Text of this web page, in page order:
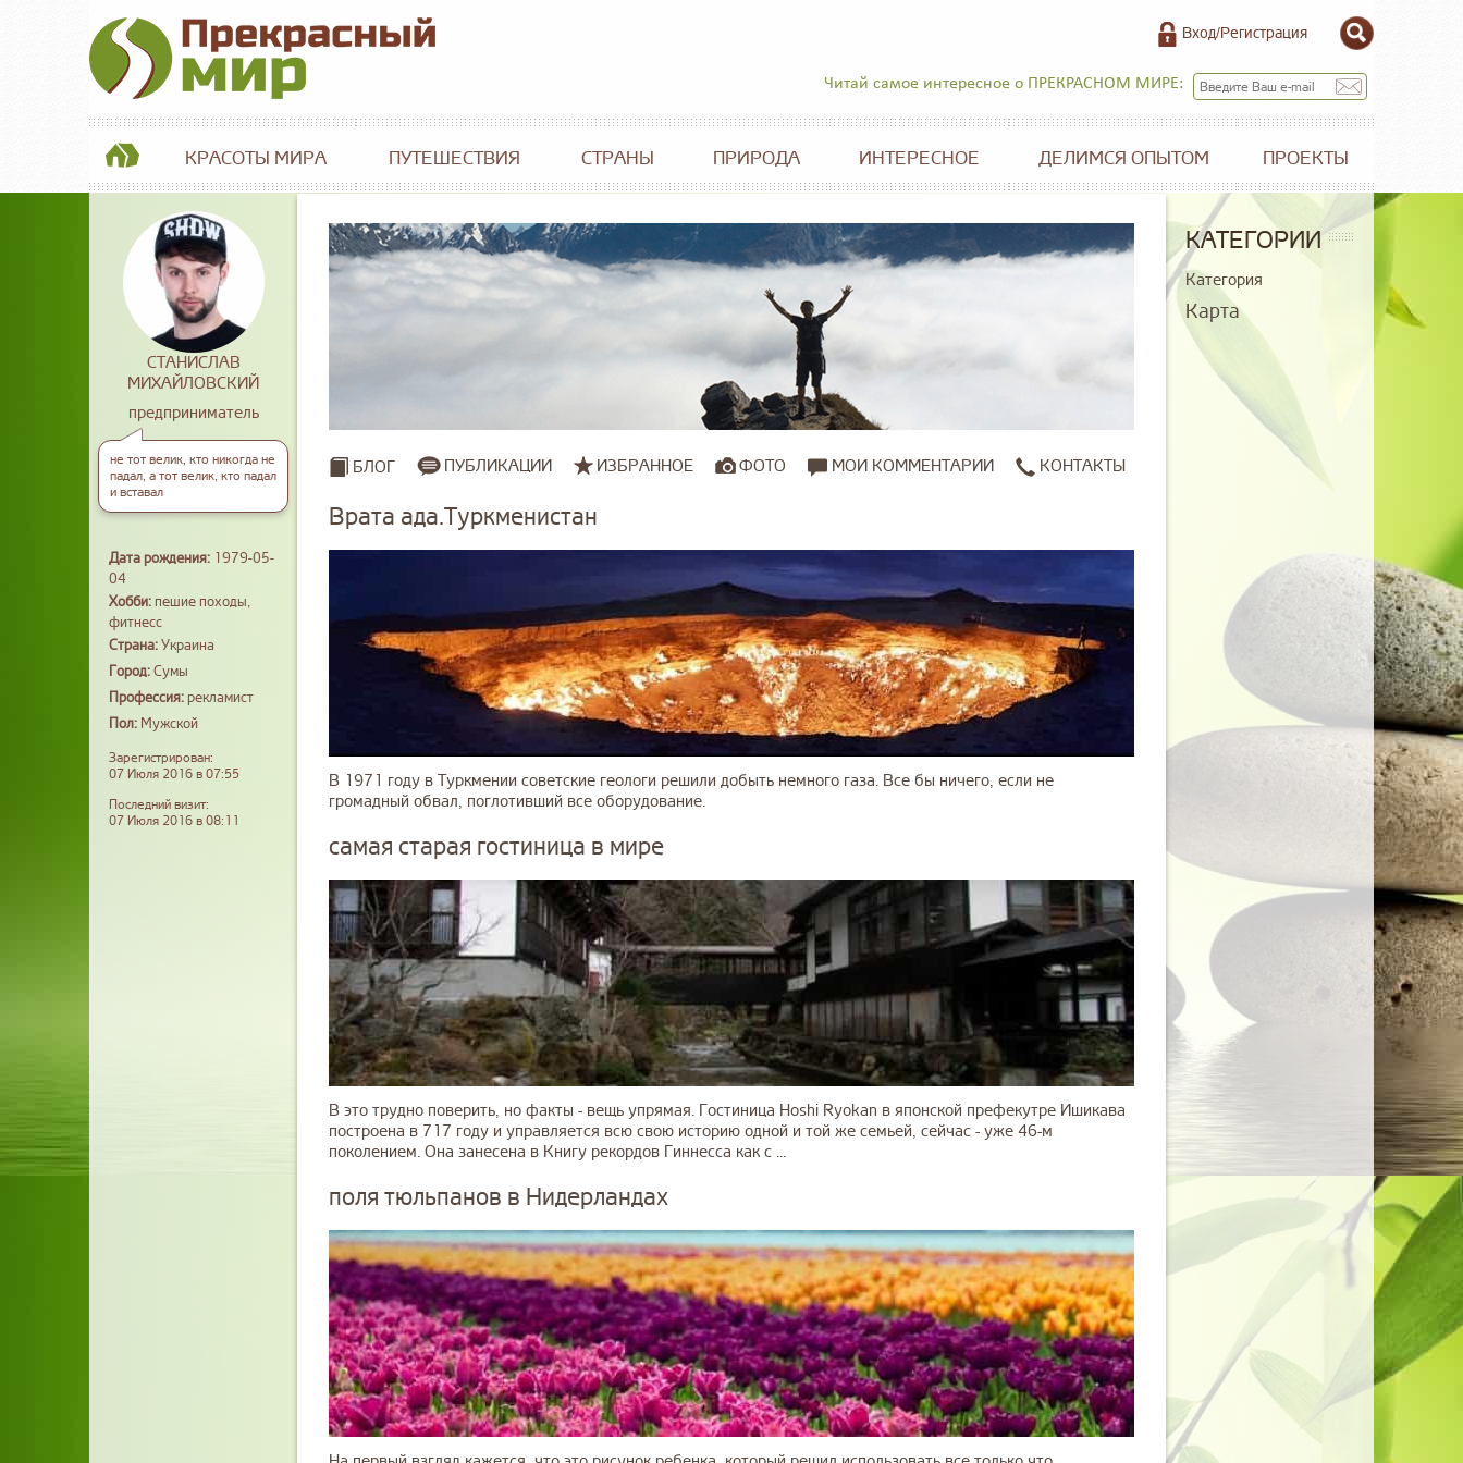
Вход/Регистрация
Читай самое интересное о ПРЕКРАСНОМ МИРЕ:
КРАСОТЫ МИРА ПУТЕШЕСТВИЯ СТРАНЫ ПРИРОДА ИНТЕРЕСНОЕ ДЕЛИМСЯ ОПЫТОМ ПРОЕКТЫ
СТАНИСЛАВ
МИХАЙЛОВСКИЙ
предприниматель
не тот велик, кто никогда не
падал, а тот велик, кто падал
и вставал
Дата рождения: 1979-05-
04
Хобби: пешие походы,
фитнесс
Страна:Украина
Город:Сумы
Профессия: рекламист
Пол: Мужской
Зарегистрирован:
07 Июля 2016 в 07:55
Последний визит:
07 Июля 2016 в 08:11
БЛОГ ПУБЛИКАЦИИ ИЗБРАННОЕ ФОТО МОИ КОММЕНТАРИИ КОНТАКТЫ
Врата ада.Туркменистан
В 1971 году в Туркмении советские геологи решили добыть немного газа. Все бы ничего, если не
громадный обвал, поглотивший все оборудование.
самая старая гостиница в мире
В это трудно поверить, но факты - вещь упрямая. Гостиница Hoshi Ryokan в японской префекутре Ишикава
построена в 717 году и управляется всю свою историю одной и той же семьей, сейчас - уже 46-м
поколением. Она занесена в Книгу рекордов Гиннесса как с ...
поля тюльпанов в Нидерландах
КАТЕГОРИИ
Категория
Карта